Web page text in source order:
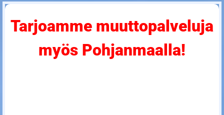
Tarjoamme muuttopalveluja
myös Pohjanmaalla!